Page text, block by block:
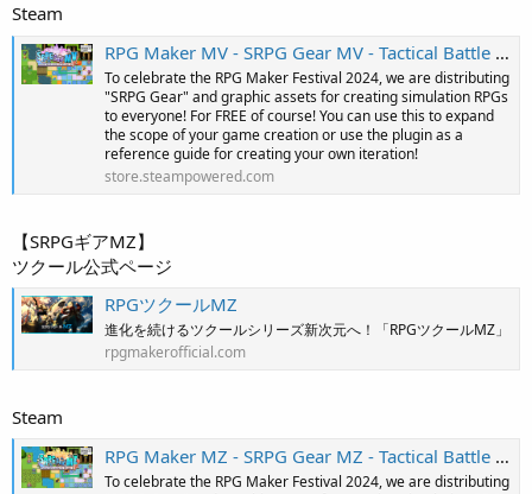
Steam
RPG Maker MV - SRPG Gear MV - Tactical Battle system for RPG maker MV on Steam
To celebrate the RPG Maker Festival 2024, we are distributing
"SRPG Gear" and graphic assets for creating simulation RPGs
to everyone! For FREE of course! You can use this to expand
the scope of your game creation or use the plugin as a
reference guide for creating your own iteration!
store.steampowered.com
【SRPGギアMZ】
ツクール公式ページ
RPGツクールMZ
進化を続けるツクールシリーズ新次元へ！「RPGツクールMZ」
rpgmakerofficial.com
Steam
RPG Maker MZ - SRPG Gear MZ - Tactical Battle system for RPG Maker MZ on Steam
To celebrate the RPG Maker Festival 2024, we are distributing